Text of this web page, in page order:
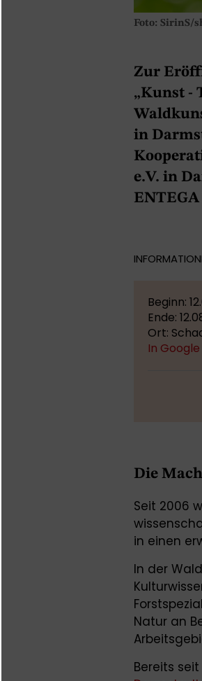
Foto: SirinS/
Zur
„Kunst -
in
e.V. in
Beginn:
Ende:
Ort:
In
Die
Seit 2006
in einen
In der
Natur an
Bereits